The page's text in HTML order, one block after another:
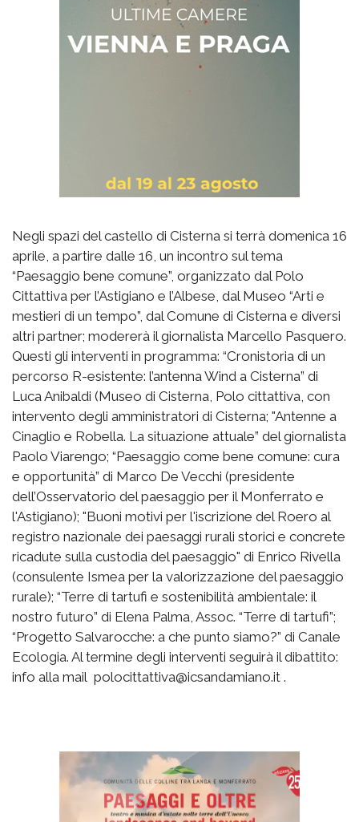
Negli spazi del castello di Cisterna si terrà domenica 16
aprile, a partire dalle 16, un incontro sul tema
“Paesaggio bene comune”, organizzato dal Polo
Cittattiva per l’Astigiano e l’Albese, dal Museo “Arti e
mestieri di un tempo”, dal Comune di Cisterna e diversi
altri partner; modererà il giornalista Marcello Pasquero.
Questi gli interventi in programma: “Cronistoria di un
percorso R-esistente: l’antenna Wind a Cisterna” di
Luca Anibaldi (Museo di Cisterna, Polo cittattiva, con
intervento degli amministratori di Cisterna; "Antenne a
Cinaglio e Robella. La situazione attuale” del giornalista
Paolo Viarengo; “Paesaggio come bene comune: cura
e opportunità” di Marco De Vecchi (presidente
dell’Osservatorio del paesaggio per il Monferrato e
l'Astigiano); "Buoni motivi per l'iscrizione del Roero al
registro nazionale dei paesaggi rurali storici e concrete
ricadute sulla custodia del paesaggio" di Enrico Rivella
(consulente Ismea per la valorizzazione del paesaggio
rurale); “Terre di tartufi e sostenibilità ambientale: il
nostro futuro” di Elena Palma, Assoc. “Terre di tartufi”;
“Progetto Salvarocche: a che punto siamo?” di Canale
Ecologia. Al termine degli interventi seguirà il dibattito:
info alla mail polocittattiva@icsandamiano.it .